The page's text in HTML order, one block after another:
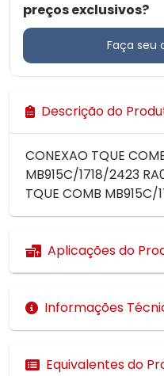
preços exclusivos?
Faça seu
Descrição do
CONEXAO TQUE
MB915C/1718/2423
TQUE COMB MB915C/
Aplicações do
Informações
Equivalentes do